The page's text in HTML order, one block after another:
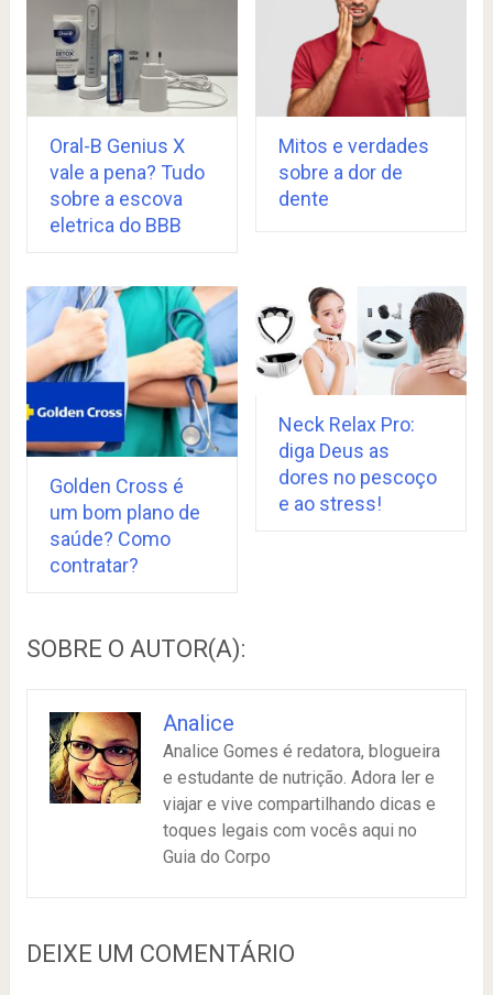
Oral-B Genius X
vale a pena? Tudo
sobre a escova
eletrica do BBB
Mitos e verdades
sobre a dor de
dente
Golden Cross é
um bom plano de
saúde? Como
contratar?
Neck Relax Pro:
diga Deus as
dores no pescoço
e ao stress!
SOBRE O AUTOR(A):
Analice
Analice Gomes é redatora, blogueira
e estudante de nutrição. Adora ler e
viajar e vive compartilhando dicas e
toques legais com vocês aqui no
Guia do Corpo
DEIXE UM COMENTÁRIO